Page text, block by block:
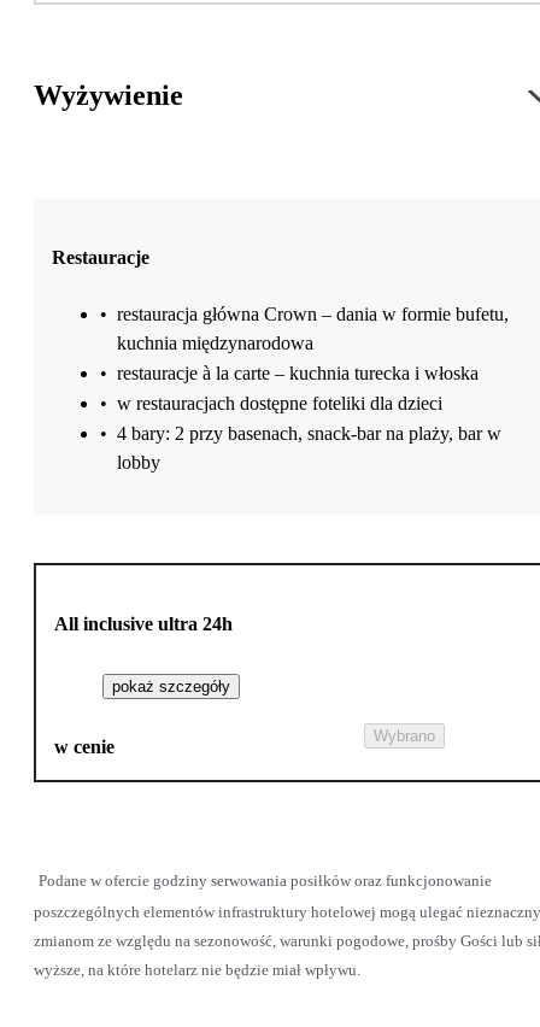
Wyżywienie
Restauracje
• restauracja główna Crown – dania w formie bufetu,
kuchnia międzynarodowa
• restauracje à la carte – kuchnia turecka i włoska
• w restauracjach dostępne foteliki dla dzieci
• 4 bary: 2 przy basenach, snack-bar na plaży, bar w
lobby
All inclusive ultra 24h
pokaż szczegóły
w cenie
Wybrano
Podane w ofercie godziny serwowania posiłków oraz funkcjonowanie
poszczególnych elementów infrastruktury hotelowej mogą ulegać
zmianom ze względu na sezonowość, warunki pogodowe, prośby Gości lub
wyższe, na które hotelarz nie będzie miał wpływu.